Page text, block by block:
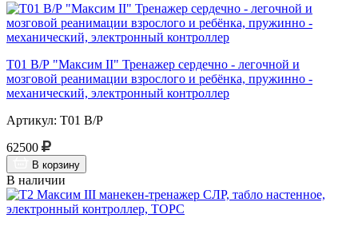
Т01 В/Р "Максим II" Тренажер сердечно - легочной и
мозговой реанимации взрослого и ребёнка, пружинно -
механический, электронный контроллер
Артикул: Т01 В/Р
62500
В корзину
В наличии